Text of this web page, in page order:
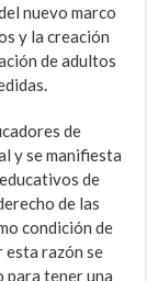
nuevo marco
y la creación
de adultos
de
y se manifiesta
de
de las
condición de
esta razón se
para tener una